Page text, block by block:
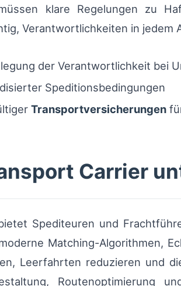
klare Regelungen zu
Verantwortlichkeiten in
der Verantwortlichkeit bei
Speditionsbedingungen
Transportversicherungen
Carrier
Spediteuren und
Matching-Algorithmen,
Leerfahrten reduzieren und
Routenoptimierung